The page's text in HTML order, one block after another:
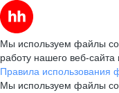
Мы используем файлы
работу нашего веб-сайта
Правила использования
Мы используем файлы